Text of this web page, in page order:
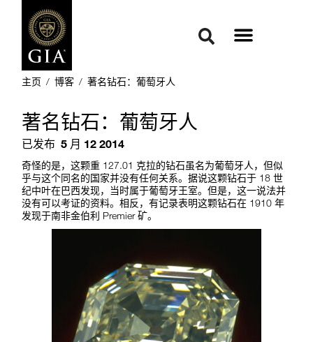
主页 / 博客 / 著名钻石：葡萄牙人
著名钻石：葡萄牙人
已发布 5 月 12 2014
奇怪的是，这颗重 127.01 克拉的钻石虽名为葡萄牙人，但似
乎与这个同名的国家并没有任何关系。据说这颗钻石于 18 世
纪中叶在巴西发现，当时属于葡萄牙王室。但是，这一说法并
没有可以考证的资料。相反，有记录表明这颗钻石在 1910 年
发现于南非金伯利 Premier 矿。